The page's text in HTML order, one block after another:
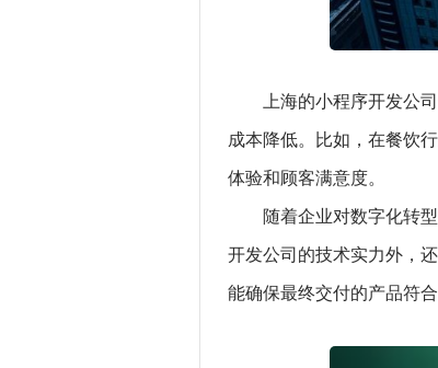
上海的小程序开发公
成本降低。比如，在餐饮
体验和顾客满意度。
随着企业对数字化转
开发公司的技术实力外，
能确保最终交付的产品符